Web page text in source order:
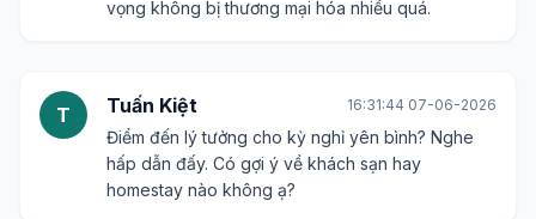
vọng không bị thương mại hóa nhiều quá.
T Tuấn Kiệt 16:31:44 07-06-2026
Điểm đến lý tưởng cho kỳ nghỉ yên bình? Nghe
hấp dẫn đấy. Có gợi ý về khách sạn hay
homestay nào không ạ?